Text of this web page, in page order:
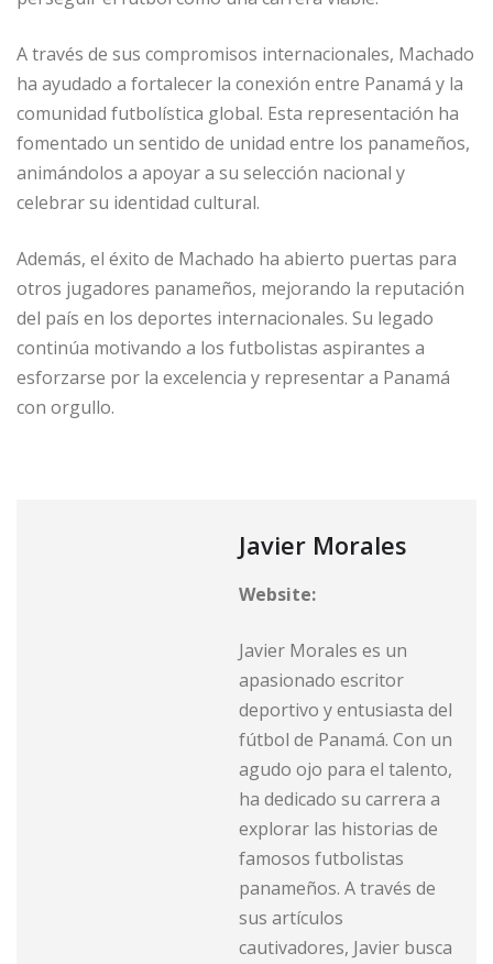
A través de sus compromisos internacionales, Machado
ha ayudado a fortalecer la conexión entre Panamá y la
comunidad futbolística global. Esta representación ha
fomentado un sentido de unidad entre los panameños,
animándolos a apoyar a su selección nacional y
celebrar su identidad cultural.
Además, el éxito de Machado ha abierto puertas para
otros jugadores panameños, mejorando la reputación
del país en los deportes internacionales. Su legado
continúa motivando a los futbolistas aspirantes a
esforzarse por la excelencia y representar a Panamá
con orgullo.
Javier Morales
Website:
Javier Morales es un
apasionado escritor
deportivo y entusiasta del
fútbol de Panamá. Con un
agudo ojo para el talento,
ha dedicado su carrera a
explorar las historias de
famosos futbolistas
panameños. A través de
sus artículos
cautivadores, Javier busca